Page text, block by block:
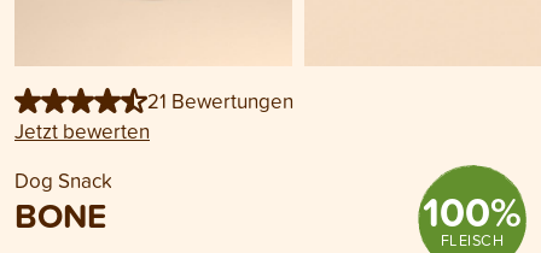
21 Bewertungen
Jetzt bewerten
Dog Snack
BONE 100%
FLEISCH